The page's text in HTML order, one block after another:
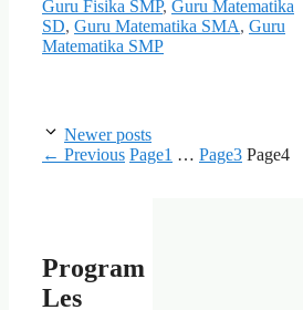
Guru Fisika SMP, Guru Matematika
SD, Guru Matematika SMA, Guru
Matematika SMP
Newer posts
← Previous Page1 … Page3 Page4
Program
Les